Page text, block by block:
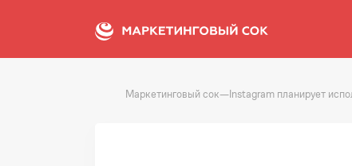
Маркетинговый сок—Instagram планирует